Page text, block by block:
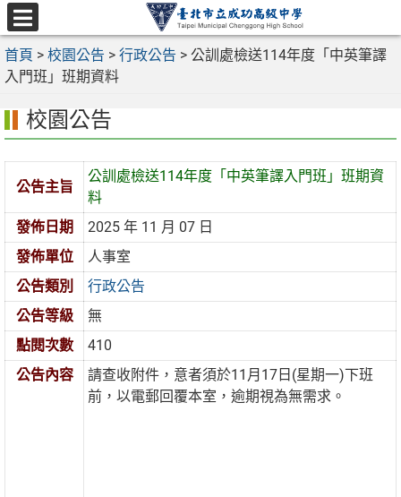
跳
至
主
要
區
選
單
首頁 > 校園公告 > 行政公告 > 公訓處檢送114年度「中英筆譯
入門班」班期資料
校園公告
公告主旨
公訓處檢送114年度「中英筆譯入門班」班期資
料
發佈日期
2025 年 11 月 07 日
發佈單位
人事室
公告類別
行政公告
公告等級
無
點閱次數
410
公告內容
請查收附件，意者須於11月17日(星期一)下班
前，以電郵回覆本室，逾期視為無需求。